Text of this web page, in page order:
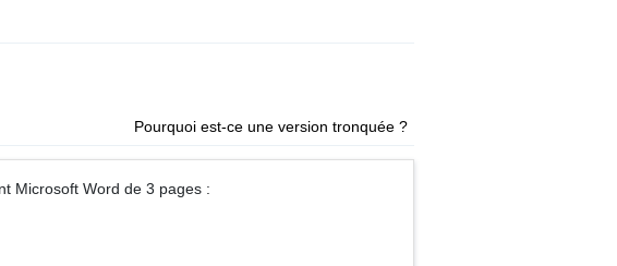
Pourquoi est-ce une version tronquée ?
Microsoft Word de 3 pages :